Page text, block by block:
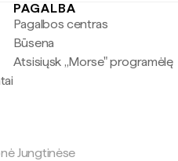
PAGALBA
Pagalbos centras
Būsena
Atsisiųsk „Morse" programėlę
Jungtinėse